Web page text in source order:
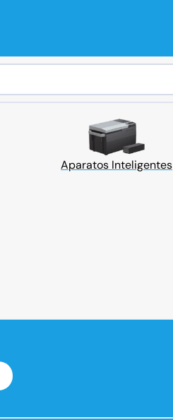
Aire Libre
Aparatos Inteligentes